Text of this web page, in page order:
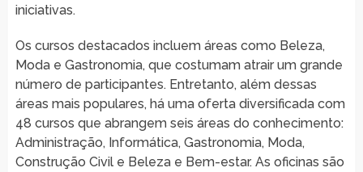
iniciativas.
Os cursos destacados incluem áreas como Beleza,
Moda e Gastronomia, que costumam atrair um grande
número de participantes. Entretanto, além dessas
áreas mais populares, há uma oferta diversificada com
48 cursos que abrangem seis áreas do conhecimento:
Administração, Informática, Gastronomia, Moda,
Construção Civil e Beleza e Bem-estar. As oficinas são